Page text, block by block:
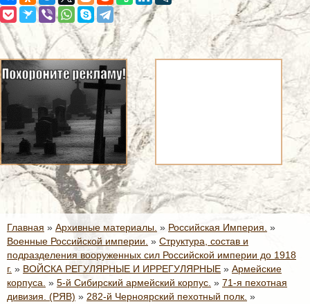
Главная » Архивные материалы. » Российская Империя. »
Военные Российской империи. » Структура, состав и
подразделения вооруженных сил Российской империи до 1918
г. » ВОЙСКА РЕГУЛЯРНЫЕ И ИРРЕГУЛЯРНЫЕ » Армейские
корпуса. » 5-й Сибирский армейский корпус. » 71-я пехотная
дивизия. (РЯВ) » 282-й Черноярский пехотный полк. »